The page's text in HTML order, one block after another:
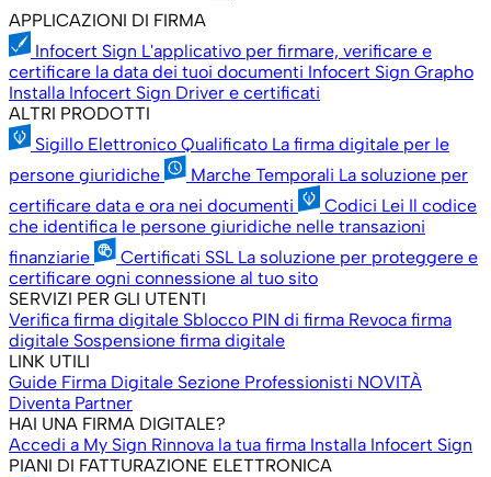
APPLICAZIONI DI FIRMA
Infocert Sign L'applicativo per firmare, verificare e
certificare la data dei tuoi documenti Infocert Sign Grapho
Installa Infocert Sign Driver e certificati
ALTRI PRODOTTI
Sigillo Elettronico Qualificato La firma digitale per le
persone giuridiche
Marche Temporali La soluzione per
certificare data e ora nei documenti
Codici Lei Il codice
che identifica le persone giuridiche nelle transazioni
finanziarie
Certificati SSL La soluzione per proteggere e
certificare ogni connessione al tuo sito
SERVIZI PER GLI UTENTI
Verifica firma digitale Sblocco PIN di firma Revoca firma
digitale Sospensione firma digitale
LINK UTILI
Guide Firma Digitale Sezione Professionisti NOVITÀ
Diventa Partner
HAI UNA FIRMA DIGITALE?
Accedi a My Sign Rinnova la tua firma Installa Infocert Sign
PIANI DI FATTURAZIONE ELETTRONICA